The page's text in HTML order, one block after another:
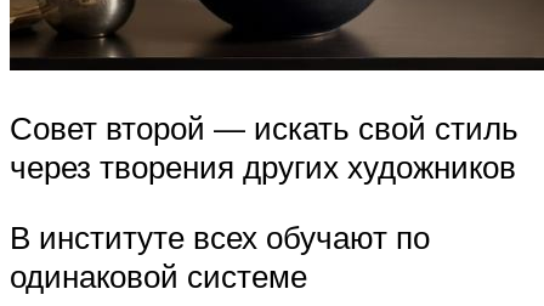
Совет второй — искать свой стиль
через творения других художников
В институте всех обучают по
одинаковой системе